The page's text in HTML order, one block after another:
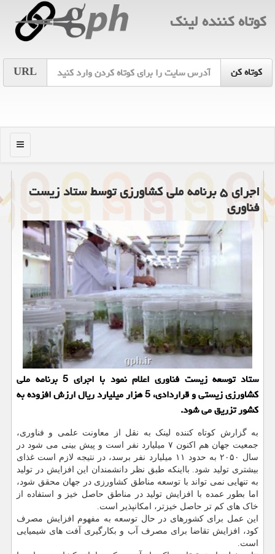
كوتاه كننده لینك
URL
منو
اجرای ۵ برنامه ملی كشاورزی توسط ستاد زیست
فناوری
ستاد توسعه زیست فناوری اعلام نمود با اجرای 5 برنامه ملی
کشاورزی زیستی و قراردادی، 5 هزار میلیارد ریال ارزش افزوده به
کشور تزریق می شود.
به گزارش کوتاه کننده لینک به نقل از معاونت علمی و فناوری،
جمعیت جهان هم اکنون ۷ میلیارد نفر است و پیش بینی می شود در
سال ۲۰۵۰ به حدود ۱۱ میلیارد نفر برسد، در نتیجه لازم است غذای
بیشتری تولید شود. بااینکه طبق نظر دانشمندان این افزایش در تولید
به تنهایی نمی تواند با توسعه مناطق کشاورزی در جهان محقق شود،
اما بطور عمده با افزایش تولید در مناطق حاصل خیز و استفاده از
خاک های کم تر حاصل خیزتر، امکانپذیر است.
این عمل برای کشورهای در حال توسعه به مفهوم افزایش مصرف
کود، افزایش تقاضا برای مصرف آب و بکارگیری آفت های شیمیایی
است.